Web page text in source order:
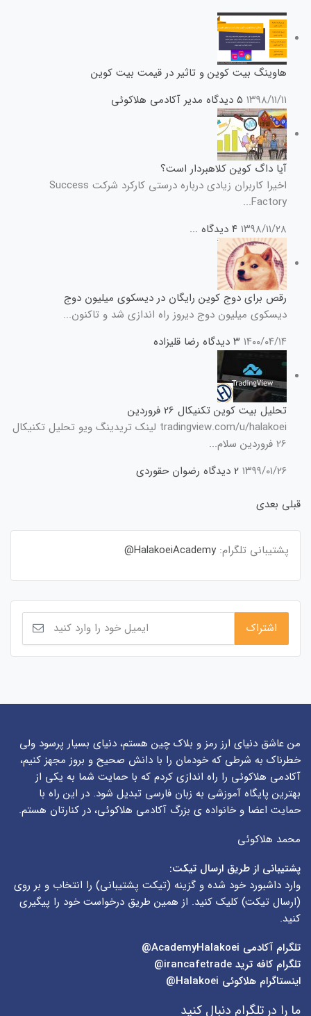
هاوینگ بیت کوین و تاثیر در قیمت بیت کوین
۱۳۹۸/۱۱/۱۱ ۵ دیدگاه مدیر آکادمی هلاکوئی
آیا داگ کوین کلاهبردار است؟
اخیرا کاربران زیادی درباره درستی کارکرد شرکت Success
Factory...
۱۳۹۸/۱۱/۲۸ ۴ دیدگاه ...
رقص برای دوج کوین رایگان در دیسکوی میلیون دوج
دیسکوی میلیون دوج دیروز راه اندازی شد و تاکنون...
۱۴۰۰/۰۴/۱۴ ۳ دیدگاه رضا قلیزاده
تحلیل بیت کوین تکنیکال 26 فروردین
tradingview.com/u/halakoei لینک تریدینگ ویو تحلیل تکنیکال
26 فروردین سلام...
۱۳۹۹/۰۱/۲۶ ۲ دیدگاه
رضوان حقوردی
قبلی بعدی
پشتیبانی تلگرام: HalakoeiAcademy@
من عاشق دنیای ارز رمز و بلاک چین هستم، دنیای بسیار پرسود ولی
خطرناک به شرطی که خودمان را با دانش صحیح و بروز مجهز کنیم،
آکادمی هلاکوئی را راه اندازی کردم که با حمایت شما به یکی از
بهترین پایگاه آموزشی به زبان فارسی تبدیل شود. در این راه با
حمایت اعضا و خانواده ی بزرگ آکادمی هلاکوئی، در کنارتان هستم.
محمد هلاکوئی
پشتیبانی از طریق ارسال تیکت:
وارد داشبورد خود شده و گزینه (تیکت پشتیبانی) را انتخاب و بر روی
(ارسال تیکت) کلیک کنید. از همین طریق درخواست خود را پیگیری
کنید.
تلگرام آکادمی
تلگرام کافه ترید irancafetrade@
اینستاگرام هلاکوئی Halakoei@
ما را در تلگرام دنبال کنید